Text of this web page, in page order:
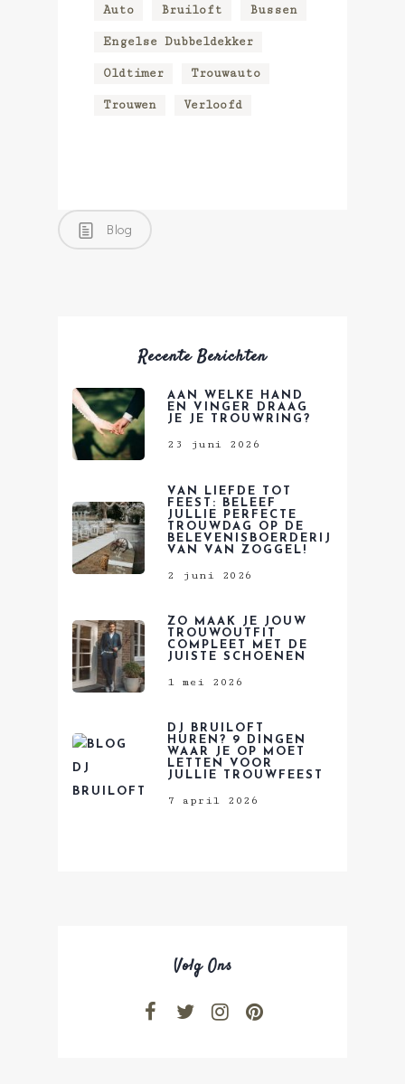
Auto Bruiloft Bussen
Engelse Dubbeldekker
Oldtimer Trouwauto
Trouwen Verloofd
Blog
Recente Berichten
AAN WELKE HAND
EN VINGER DRAAG
JE JE TROUWRING?
23 juni 2026
VAN LIEFDE TOT
FEEST: BELEEF
JULLIE PERFECTE
TROUWDAG OP DE
BELEVENISBOERDERIJ
VAN VAN ZOGGEL!
2 juni 2026
ZO MAAK JE JOUW
TROUWOUTFIT
COMPLEET MET DE
JUISTE SCHOENEN
1 mei 2026
DJ BRUILOFT
HUREN? 9 DINGEN
WAAR JE OP MOET
LETTEN VOOR
JULLIE TROUWFEEST
7 april 2026
Volg Ons